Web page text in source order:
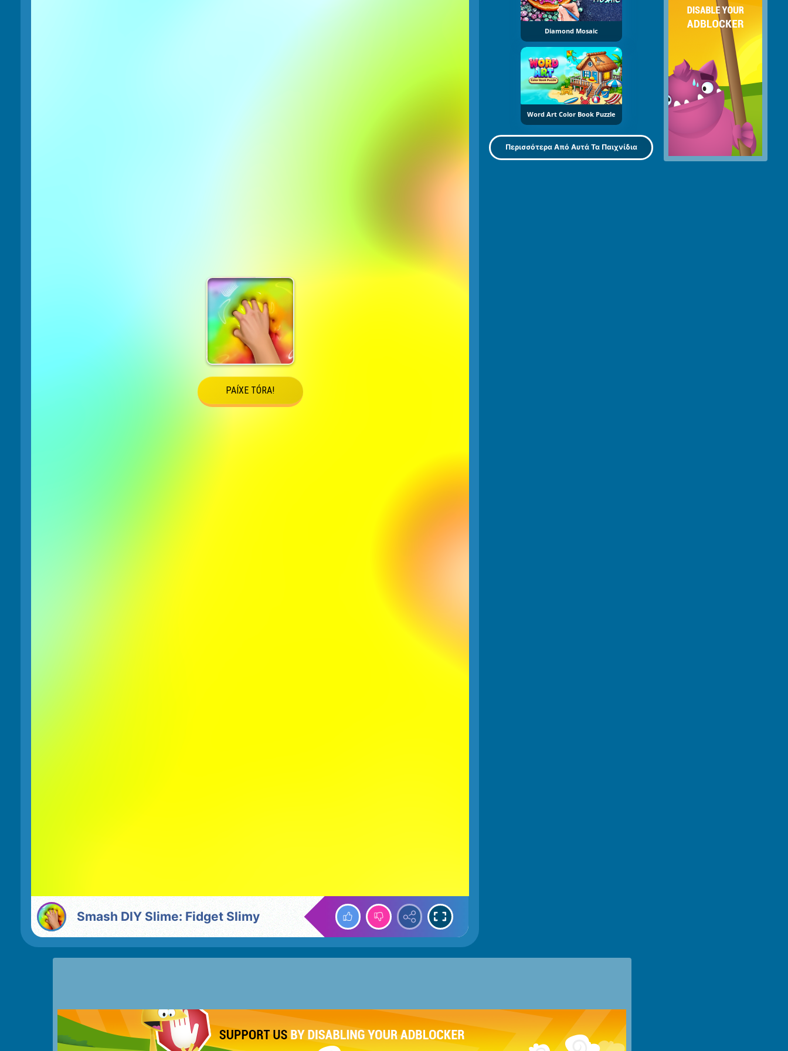
Smash DIY Slime: Fidget Slimy
Diamond Mosaic
Word Art Color Book Puzzle
Περισσότερα Από Αυτά Τα Παιχνίδια